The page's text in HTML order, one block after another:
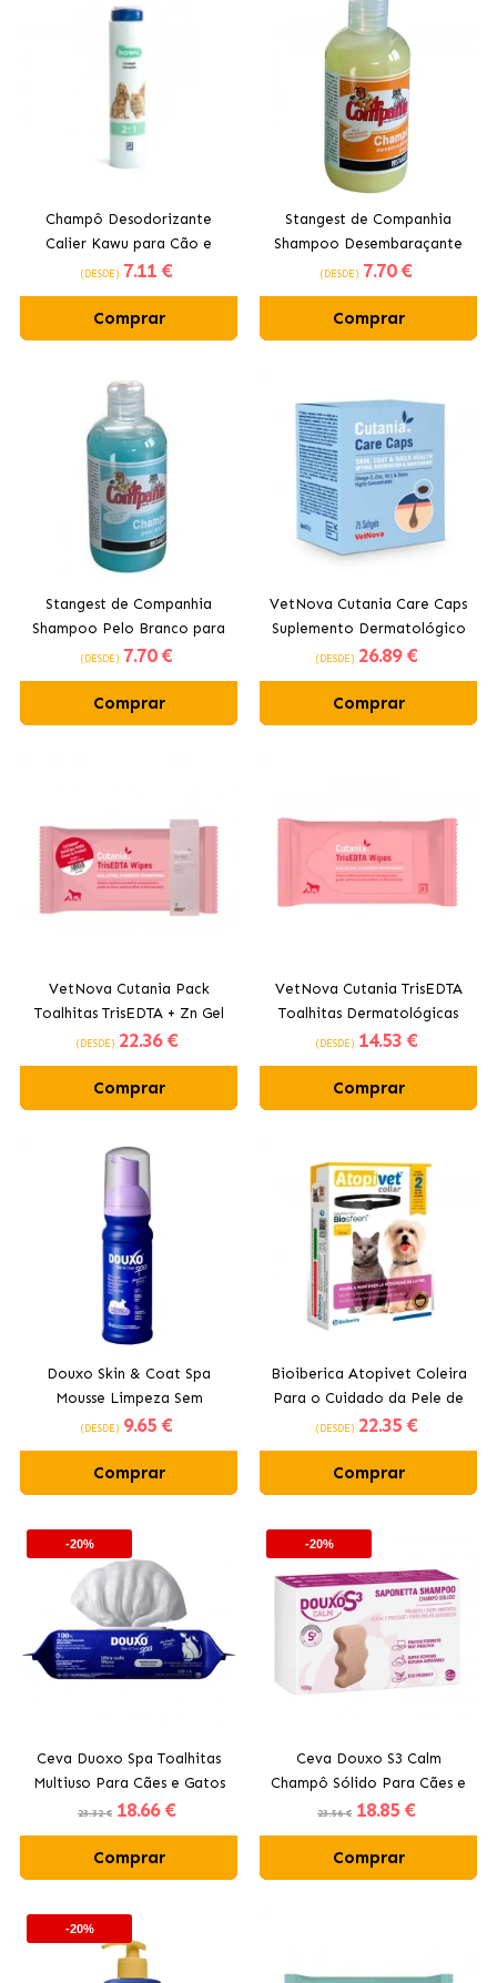
Champô Desodorizante
Calier Kawu para Cão e
Gato
(DESDE) 7.11 €
Comprar
Stangest de Companhia
Shampoo Desembaraçante
para Cães e Gatos
(DESDE) 7.70 €
Comprar
Stangest de Companhia
Shampoo Pelo Branco para
Cães e Gatos
(DESDE) 7.70 €
Comprar
VetNova Cutania Care Caps
Suplemento Dermatológico
em Cápsulas para Cães e
(DESDE) 26.89 €
Comprar
VetNova Cutania Pack
Toalhitas TrisEDTA + Zn Gel
30 ml para Cães e Gatos
(DESDE) 22.36 €
Comprar
VetNova Cutania TrisEDTA
Toalhitas Dermatológicas
para Cães e Gatos
(DESDE) 14.53 €
Comprar
Douxo Skin & Coat Spa
Mousse Limpeza Sem
Estresse para Gatos
(DESDE) 9.65 €
Comprar
Bioiberica Atopivet Coleira
Para o Cuidado da Pele de
Cães Pequenos e Gatos
(DESDE) 22.35 €
Comprar
-20%
Ceva Duoxo Spa Toalhitas
Multiuso Para Cães e Gatos
23.32 € 18.66 €
Comprar
-20%
Ceva Douxo S3 Calm
Champô Sólido Para Cães e
Gatos
23.56 € 18.85 €
Comprar
-20%